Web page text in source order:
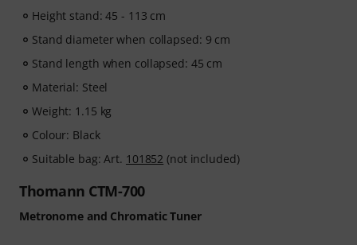
Height stand: 45 - 113 cm
Stand diameter when collapsed: 9 cm
Stand length when collapsed: 45 cm
Material: Steel
Weight: 1.15 kg
Colour: Black
Suitable bag: Art. 101852 (not included)
Thomann CTM-700
Metronome and Chromatic Tuner